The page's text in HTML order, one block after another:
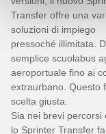
Transfer offre una
soluzioni di impiego
pressoché illimitata.
semplice scuolabus
aeroportuale fino ai
extraurbano. Questo
scelta giusta.
Sia nei brevi
lo Sprinter Transfer